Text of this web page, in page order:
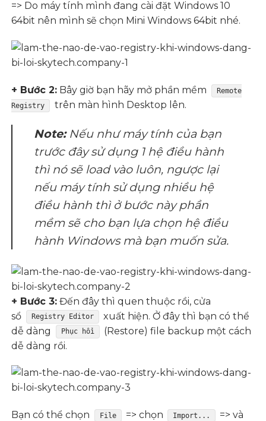
=> Do máy tính mình đang cài đặt Windows 10
64bit nên mình sẽ chọn Mini Windows 64bit nhé.
+ Bước 2: Bây giờ bạn hãy mở phần mềm
Remote
Registry
trên màn hình Desktop lên.
Note:Nếu như máy tính của bạn
trước đây sử dụng 1 hệ điều hành
thì nó sẽ load vào luôn, ngược lại
nếu máy tính sử dụng nhiều hệ
điều hành thì ở bước này phần
mềm sẽ cho bạn lựa chọn hệ điều
hành Windows mà bạn muốn sửa.
+ Bước 3: Đến đây thì quen thuộc rồi, cửa
sổ
Registry Editor
xuất hiện. Ở đây thì bạn có thể
dễ dàng
Phục hồi
(Restore) file backup một cách
dễ dàng rồi.
Bạn có thể chọn File => chọn Import...
=> và